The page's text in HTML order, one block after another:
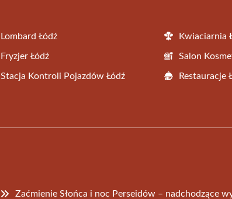
Lombard Łódź Kwiaciarnia
Fryzjer Łódź Salon
Stacja Kontroli Pojazdów Łódź Restauracje
Zaćmienie Słońca i noc Perseidów – nadchodzące